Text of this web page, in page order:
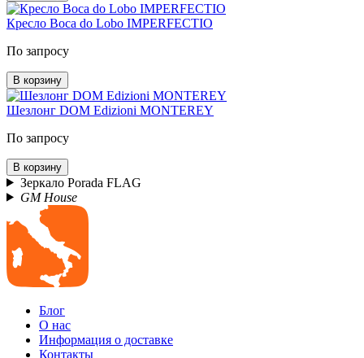
Кресло Boca do Lobo IMPERFECTIO
По запросу
В корзину
Шезлонг DOM Edizioni MONTEREY
По запросу
В корзину
Зеркало Porada FLAG
GM House
Блог
О нас
Информация о доставке
Контакты